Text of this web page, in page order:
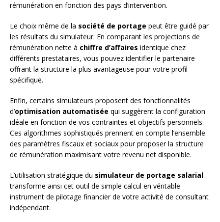
rémunération en fonction des pays d’intervention.
Le choix même de la société de portage peut être guidé par
les résultats du simulateur. En comparant les projections de
rémunération nette à chiffre d’affaires identique chez
différents prestataires, vous pouvez identifier le partenaire
offrant la structure la plus avantageuse pour votre profil
spécifique.
Enfin, certains simulateurs proposent des fonctionnalités
d’optimisation automatisée qui suggèrent la configuration
idéale en fonction de vos contraintes et objectifs personnels.
Ces algorithmes sophistiqués prennent en compte l’ensemble
des paramètres fiscaux et sociaux pour proposer la structure
de rémunération maximisant votre revenu net disponible.
L’utilisation stratégique du simulateur de portage salarial
transforme ainsi cet outil de simple calcul en véritable
instrument de pilotage financier de votre activité de consultant
indépendant.